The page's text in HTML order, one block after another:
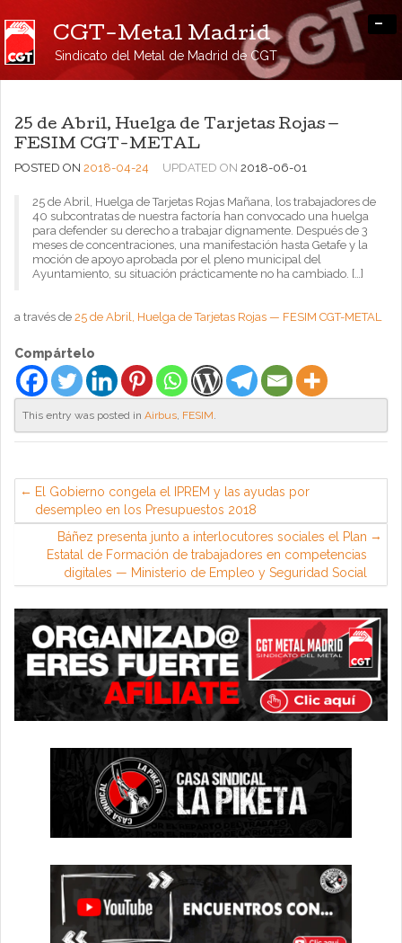
CGT-Metal Madrid
Sindicato del Metal de Madrid de CGT
-
25 de Abril, Huelga de Tarjetas Rojas —
FESIM CGT-METAL
POSTED ON 2018-04-24 UPDATED ON 2018-06-01
25 de Abril, Huelga de Tarjetas Rojas Mañana, los trabajadores de
40 subcontratas de nuestra factoría han convocado una huelga
para defender su derecho a trabajar dignamente. Después de 3
meses de concentraciones, una manifestación hasta Getafe y la
moción de apoyo aprobada por el pleno municipal del
Ayuntamiento, su situación prácticamente no ha cambiado. […]
a través de 25 de Abril, Huelga de Tarjetas Rojas — FESIM CGT-METAL
Compártelo
This entry was posted in Airbus, FESIM.
El Gobierno congela el IPREM y las ayudas por
desempleo en los Presupuestos 2018
Báñez presenta junto a interlocutores sociales el Plan
Estatal de Formación de trabajadores en competencias
digitales — Ministerio de Empleo y Seguridad Social